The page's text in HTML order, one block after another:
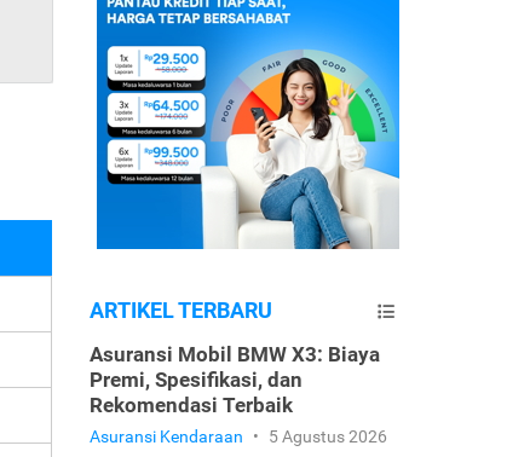
ARTIKEL TERBARU
Asuransi Mobil BMW X3: Biaya
Premi, Spesifikasi, dan
Rekomendasi Terbaik
Asuransi Kendaraan • 5 Agustus 2026